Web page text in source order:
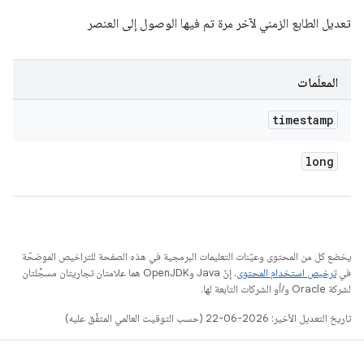
تعديل الطابع الزمني لآخر مرة تم فيها الوصول إلى العنصر
المعلَمات
timestamp
long
يخضع كل من المحتوى وعيّنات التعليمات البرمجية في هذه الصفحة للتراخيص الموضحّة
فيترخيص استخدام المحتوى
. إنّ Java وOpenJDK هما علامتان تجاريتان مسجَّلتان
لشركة Oracle و/أو الشركات التابعة لها.
تاريخ التعديل الأخير: 2026-06-22 (حسب التوقيت العالمي المتفَّق عليه)